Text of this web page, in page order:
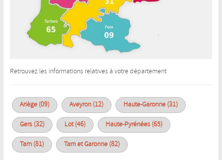
Retrouvez les informations relatives à votre département
Ariège (09) Aveyron (12) Haute-Garonne (31)
Gers (32) Lot (46) Haute-Pyrénées (65)
Tarn (81) Tarn et Garonne (82)